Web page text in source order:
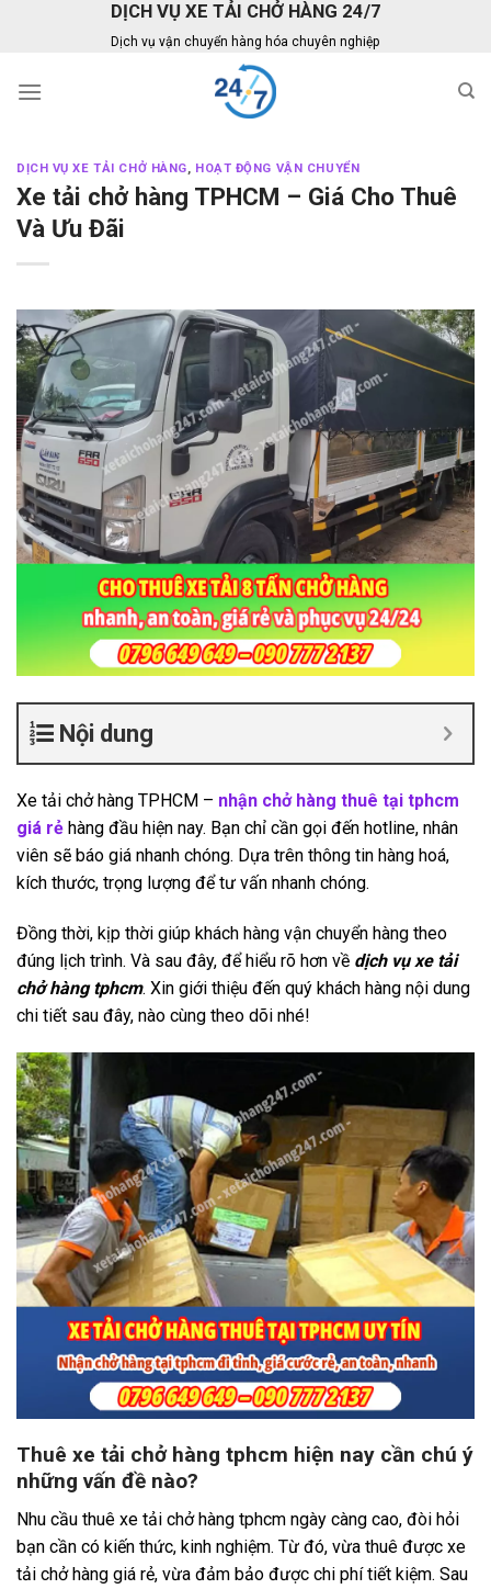
DỊCH VỤ XE TẢI CHỞ HÀNG 24/7
Dịch vụ vận chuyển hàng hóa chuyên nghiệp
DỊCH VỤ XE TẢI CHỞ HÀNG, HOẠT ĐỘNG VẬN CHUYỂN
Xe tải chở hàng TPHCM – Giá Cho Thuê
Và Ưu Đãi
Nội dung
Xe tải chở hàng TPHCM – nhận chở hàng thuê tại tphcm
giá rẻ hàng đầu hiện nay. Bạn chỉ cần gọi đến hotline, nhân
viên sẽ báo giá nhanh chóng. Dựa trên thông tin hàng hoá,
kích thước, trọng lượng để tư vấn nhanh chóng.
Đồng thời, kịp thời giúp khách hàng vận chuyển hàng theo
đúng lịch trình. Và sau đây, để hiểu rõ hơn về dịch vụ xe tải
chở hàng tphcm. Xin giới thiệu đến quý khách hàng nội dung
chi tiết sau đây, nào cùng theo dõi nhé!
Thuê xe tải chở hàng tphcm hiện nay cần chú ý
những vấn đề nào?
Nhu cầu thuê xe tải chở hàng tphcm ngày càng cao, đòi hỏi
bạn cần có kiến thức, kinh nghiệm. Từ đó, vừa thuê được xe
tải chở hàng giá rẻ, vừa đảm bảo được chi phí tiết kiệm. Sau